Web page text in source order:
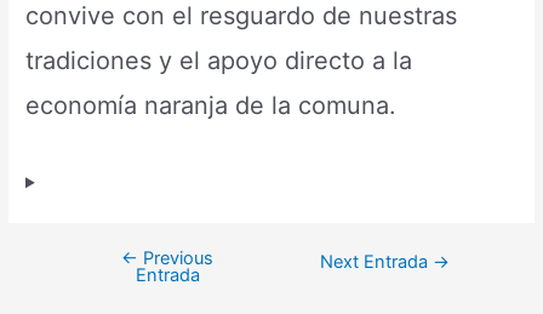
convive con el resguardo de nuestras
tradiciones y el apoyo directo a la
economía naranja de la comuna.
← Previous
Entrada
Next Entrada →